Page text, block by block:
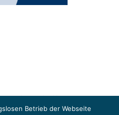
und nukleare
Betrieb der Webseite